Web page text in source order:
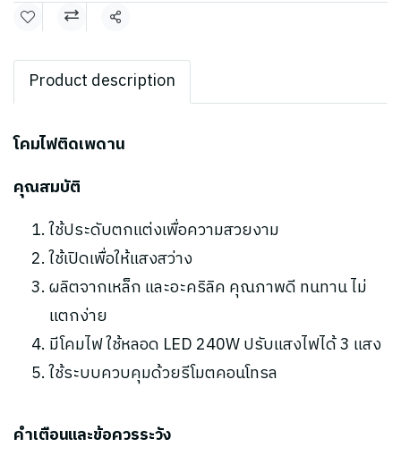
แชร์
Product description
โคมไฟติดเพดาน
คุณสมบัติ
ใช้ประดับตกแต่งเพื่อความสวยงาม
ใช้เปิดเพื่อให้แสงสว่าง
ผลิตจากเหล็ก และอะคริลิค คุณภาพดี ทนทาน ไม่
แตกง่าย
มีโคมไฟ ใช้หลอด LED 240W ปรับแสงไฟได้ 3 แสง
ใช้ระบบควบคุมด้วยรีโมตคอนโทรล
คำเตือนและข้อควรระวัง